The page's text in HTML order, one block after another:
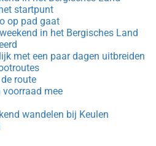
startpunt
op pad gaat
in het Bergisches Land
met een paar dagen uitbreiden
route
voorraad mee
wandelen bij Keulen